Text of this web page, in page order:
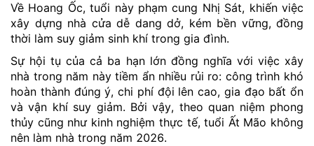
Về Hoang Ốc, tuổi này phạm cung Nhị Sát, khiến việc
xây dựng nhà cửa dễ dang dở, kém bền vững, đồng
thời làm suy giảm sinh khí trong gia đình.
Sự hội tụ của cả ba hạn lớn đồng nghĩa với việc xây
nhà trong năm này tiềm ẩn nhiều rủi ro: công trình khó
hoàn thành đúng ý, chi phí đội lên cao, gia đạo bất ổn
và vận khí suy giảm. Bởi vậy, theo quan niệm phong
thủy cũng như kinh nghiệm thực tế, tuổi Ất Mão không
nên làm nhà trong năm 2026.